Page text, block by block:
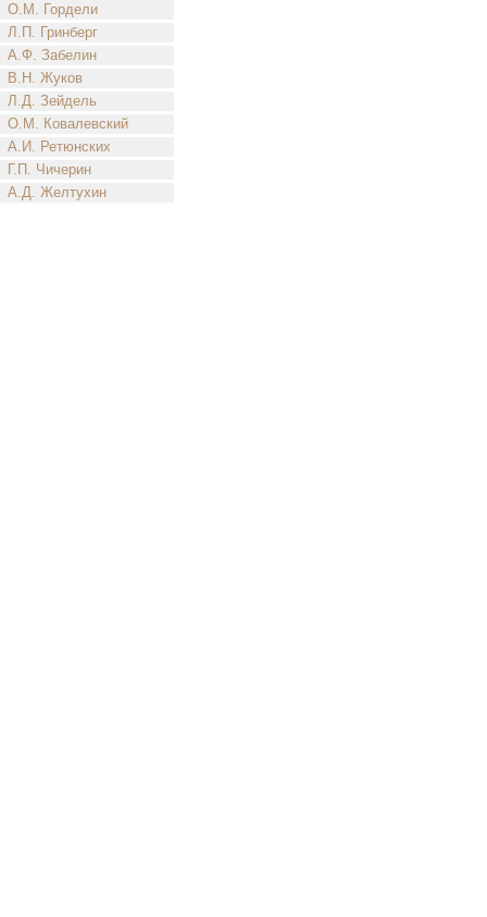
О.М. Гордели
Л.П. Гринберг
А.Ф. Забелин
В.Н. Жуков
Л.Д. Зейдель
О.М. Ковалевский
А.И. Ретюнских
Г.П. Чичерин
А.Д. Желтухин